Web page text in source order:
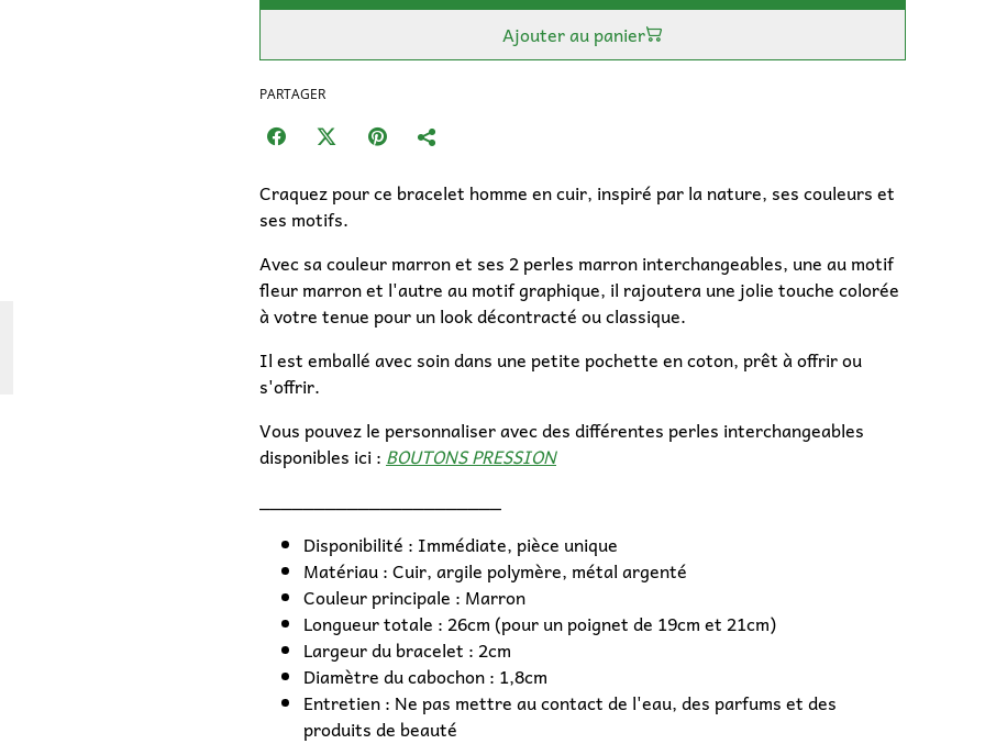
Ajouter au panier
PARTAGER
Craquez pour ce bracelet homme en cuir, inspiré par la nature, ses couleurs et
ses motifs.
Avec sa couleur marron et ses 2 perles marron interchangeables, une au motif
fleur marron et l'autre au motif graphique, il rajoutera une jolie touche colorée
à votre tenue pour un look décontracté ou classique.
Il est emballé avec soin dans une petite pochette en coton, prêt à offrir ou
s'offrir.
Vous pouvez le personnaliser avec des différentes perles interchangeables
disponibles ici : BOUTONS PRESSION
Disponibilité : Immédiate, pièce unique
Matériau : Cuir, argile polymère, métal argenté
Couleur principale : Marron
Longueur totale : 26cm (pour un poignet de 19cm et 21cm)
Largeur du bracelet : 2cm
Diamètre du cabochon : 1,8cm
Entretien : Ne pas mettre au contact de l'eau, des parfums et des
produits de beauté